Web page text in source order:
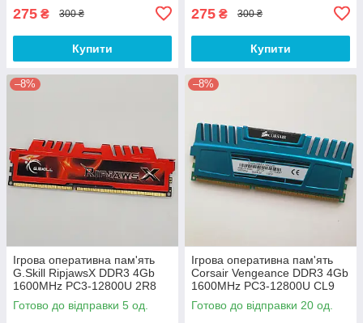
275 ₴ 300 ₴
Купити
275 ₴ 300 ₴
Купити
–8%
Ігрова оперативна пам'ять
G.Skill RipjawsX DDR3 4Gb
1600MHz PC3-12800U 2R8
CL9 (F3-12800CL9Q-
16GBXL) Б/В
Готово до відправки 5 од.
–8%
Ігрова оперативна пам'ять
Corsair Vengeance DDR3 4Gb
1600MHz PC3-12800U CL9
(CMZ8GX3M2A1600C9B) Б/У
Готово до відправки 20 од.